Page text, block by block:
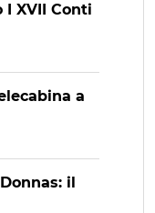
I XVII Conti
a
il